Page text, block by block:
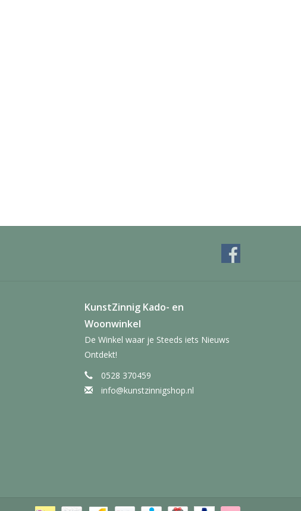
KunstZinnig Kado- en
Woonwinkel
De Winkel waar je Steeds iets Nieuws
Ontdekt!
0528 370459
info@kunstzinnigshop.nl